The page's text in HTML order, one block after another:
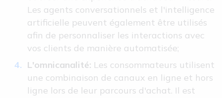
Les agents conversationnels et l'intelligence
artificielle peuvent également être utilisés
afin de personnaliser les interactions avec
vos clients de manière automatisée;
L'omnicanalité: Les consommateurs utilisent
une combinaison de canaux en ligne et hors
ligne lors de leur parcours d'achat. Il est